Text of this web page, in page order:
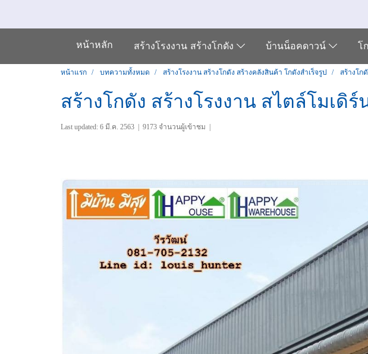
หน้าหลัก สร้างโรงงาน สร้างโกดัง บ้านน็อคดาวน์ โ
หน้าแรก บทความทั้งหมด สร้างโรงงาน สร้างโกดัง สร้างคลังสินค้า โกดังสำเร็จรูป สร้างโก
สร้างโกดัง สร้างโรงงาน สไตล์โมเดิร์
Last updated: 6 มี.ค. 2563 9173 จำนวนผู้เข้าชม